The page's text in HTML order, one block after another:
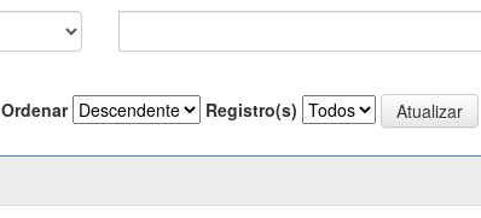
Ordenar Registro(s)